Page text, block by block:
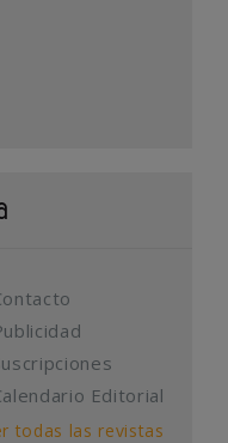
Editorial
todas las revistas